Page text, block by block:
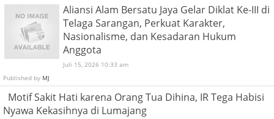
Aliansi Alam Bersatu Jaya Gelar Diklat Ke-III di
Telaga Sarangan, Perkuat Karakter,
Nasionalisme, dan Kesadaran Hukum
Anggota
Juli 15, 2026 10:33 am
Published by MJ
Motif Sakit Hati karena Orang Tua Dihina, IR Tega Habisi
Nyawa Kekasihnya di Lumajang